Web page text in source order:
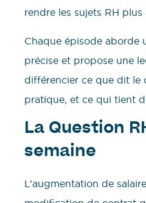
rendre les sujets RH plus
Chaque épisode aborde
précise et propose une
différencier ce que dit le
pratique, et ce qui tient
La Question
semaine
L’augmentation de